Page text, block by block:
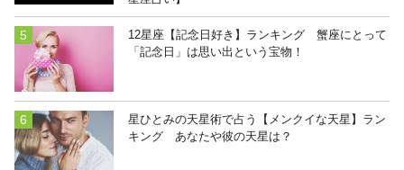
12星座【記念日好き】ランキング 蟹座にとって
「記念日」は思い出という宝物！
星ひとみの天星術で占う【メンクイな天星】ラン
キング あなたや彼の天星は？